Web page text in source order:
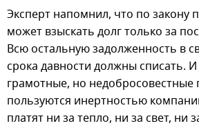
Эксперт напомнил, что по закону
может взыскать долг только за
Всю остальную задолженность в
срока давности должны списать.
грамотные, но недобросовестные
пользуются инертностью
платят ни за тепло, ни за свет, ни